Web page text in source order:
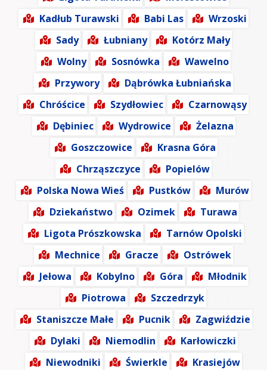
Kadłub Turawski
Babi Las
Wrzoski
Sady
Łubniany
Kotórz Mały
Wolny
Sosnówka
Wawelno
Przywory
Dąbrówka Łubniańska
Chróścice
Szydłowiec
Czarnowąsy
Dębiniec
Wydrowice
Żelazna
Goszczowice
Krasna Góra
Chrząszczyce
Popielów
Polska Nowa Wieś
Pustków
Murów
Dziekaństwo
Ozimek
Turawa
Ligota Prószkowska
Tarnów Opolski
Mechnice
Gracze
Ostrówek
Jełowa
Kobylno Góra
Młodnik
Piotrowa
Szczedrzyk
Staniszcze Małe
Pucnik
Zagwiździe
Dylaki
Niemodlin
Karłowiczki
Niewodniki
Świerkle
Krasiejów